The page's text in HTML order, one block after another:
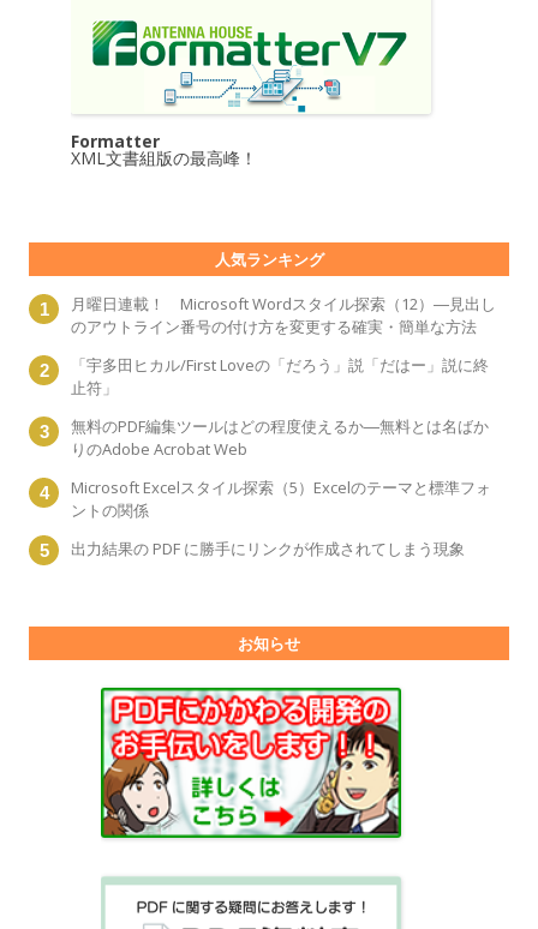
Formatter
XML文書組版の最高峰！
人気ランキング
月曜日連載！ Microsoft Wordスタイル探索（12）―見出し
のアウトライン番号の付け方を変更する確実・簡単な方法
「宇多田ヒカル/First Loveの「だろう」説「だはー」説に終
止符」
無料のPDF編集ツールはどの程度使えるか―無料とは名ばか
りのAdobe Acrobat Web
Microsoft Excelスタイル探索（5）Excelのテーマと標準フォ
ントの関係
出力結果の PDF に勝手にリンクが作成されてしまう現象
お知らせ